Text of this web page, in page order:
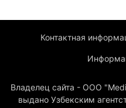
Контактная
Владелец сайта - ООО
выдано Узбекским